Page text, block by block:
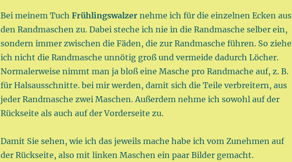
Bei meinem Tuch Frühlingswalzernehme ich für die einzelnen Ecken aus
den Randmaschen zu. Dabei steche ich nie in die Randmasche selber ein,
sondern immer zwischen die Fäden, die zur Randmasche führen. So ziehe
ich nicht die Randmasche unnötig groß und vermeide dadurch Löcher.
Normalerweise nimmt man ja bloß eine Masche pro Randmache auf, z. B.
für Halsausschnitte. bei mir werden, damit sich die Teile verbreitern, aus
jeder Randmasche zwei Maschen. Außerdem nehme ich sowohl auf der
Rückseite als auch auf der Vorderseite zu.
Damit Sie sehen, wie ich das jeweils mache habe ich vom Zunehmen auf
der Rückseite, also mit linken Maschen ein paar Bilder gemacht.